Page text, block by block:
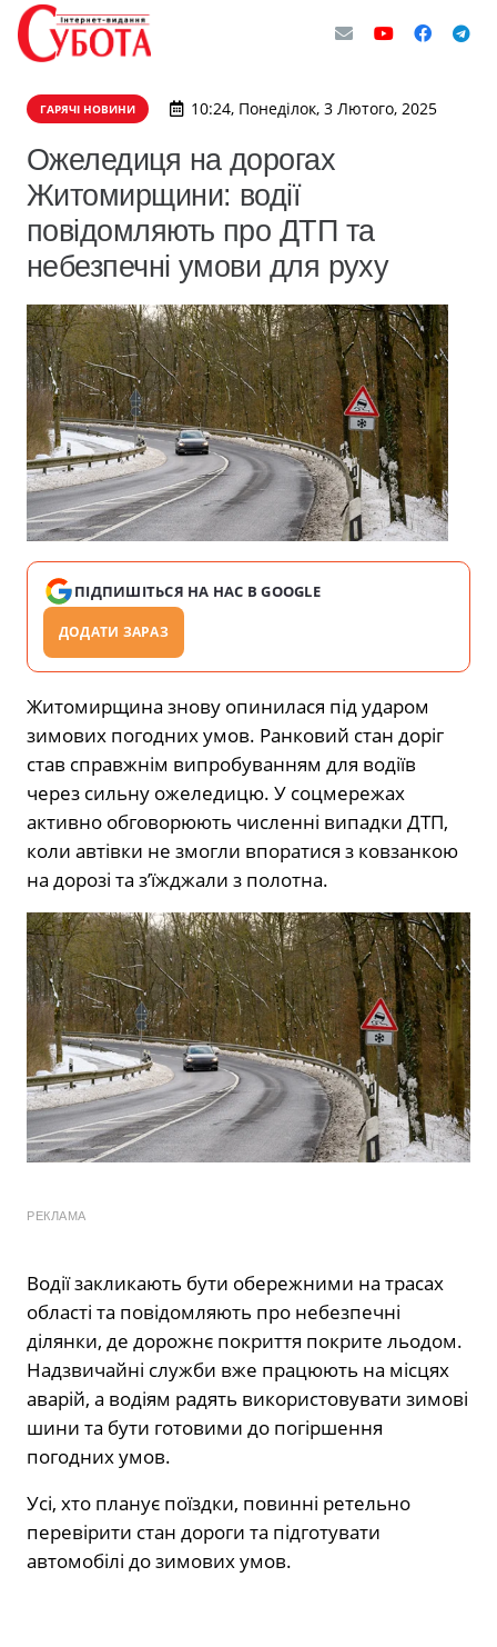
ГАРЯЧІ НОВИНИ 10:24, Понеділок, 3 Лютого, 2025
Ожеледиця на дорогах
Житомирщини: водії
повідомляють про ДТП та
небезпечні умови для руху
ПІДПИШІТЬСЯ НА НАС В GOOGLE
ДОДАТИ ЗАРАЗ
Житомирщина знову опинилася під ударом
зимових погодних умов. Ранковий стан доріг
став справжнім випробуванням для водіїв
через сильну ожеледицю. У соцмережах
активно обговорюють численні випадки ДТП,
коли автівки не змогли впоратися з ковзанкою
на дорозі та з’їжджали з полотна.
РЕКЛАМА
Водії закликають бути обережними на трасах
області та повідомляють про небезпечні
ділянки, де дорожнє покриття покрите льодом.
Надзвичайні служби вже працюють на місцях
аварій, а водіям радять використовувати зимові
шини та бути готовими до погіршення
погодних умов.
Усі, хто планує поїздки, повинні ретельно
перевірити стан дороги та підготувати
автомобілі до зимових умов.